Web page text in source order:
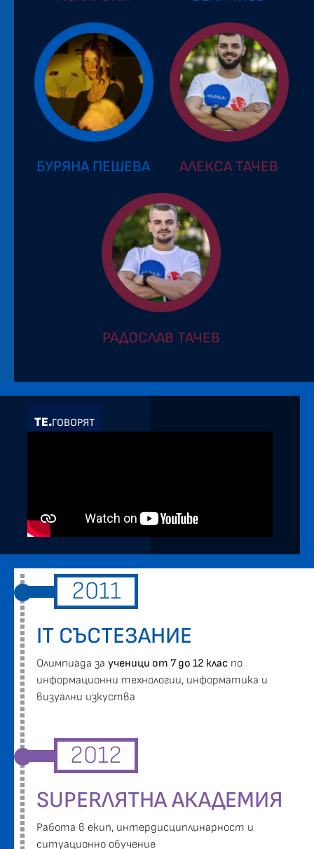
БУРЯНА ПЕШЕВА АЛЕКСА ТАЧЕВ
РАДОСЛАВ ТАЧЕВ
ТЕ.ГОВОРЯТ
2011
IT СЪСТЕЗАНИЕ
Oлимпиада за ученици от 7 до 12 клас по
информационни технологии, информатика и
визуални изкуства
2012
SUPERЛЯТНА АКАДЕМИЯ
Работа в екип, интердисциплинарност и
ситуационно обучение